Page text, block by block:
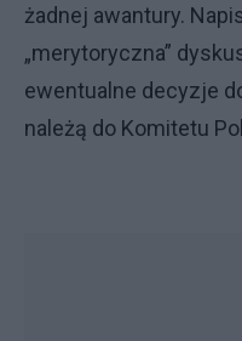
żadnej awantury.
„merytoryczna”
ewentualne decyzje
należą do Komitetu